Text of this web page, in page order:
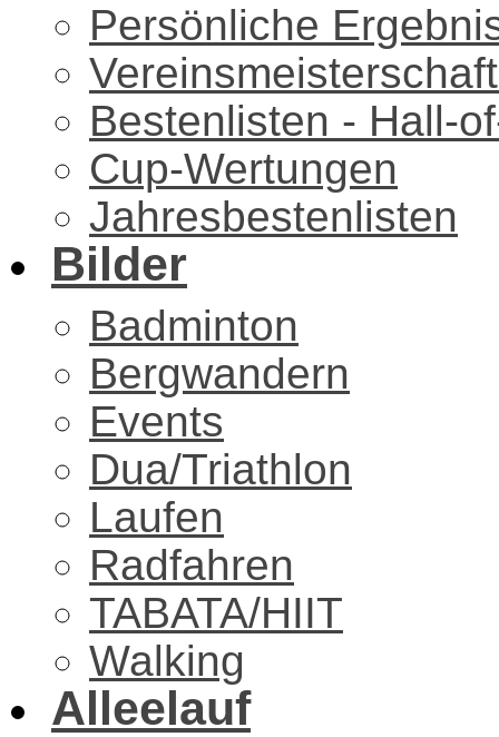
Persönliche
Bestenlisten - Hall-
Cup-Wertungen
Jahresbestenlisten
Bilder
Badminton
Bergwandern
Events
Dua/Triathlon
Laufen
Radfahren
TABATA/HIIT
Walking
Alleelauf